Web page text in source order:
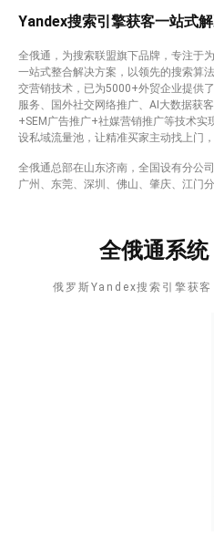
Yandex搜索引擎获客一站式
全俄通，为搜索联盟旗下品牌，专注于
一站式整合解决方案，以领先的搜索算
交营销技术，已为5000+外贸企业提供
服务、国外社交网络推广、AI大数据获
+SEM广告推广+社媒营销推广等技术实
设私域流量池，让精准买家主动找上门
全俄通总部在山东济南，全国设有分公
广州、东莞、深圳、佛山、肇庆、江门
全俄通系统
俄罗斯Yandex搜索引擎获